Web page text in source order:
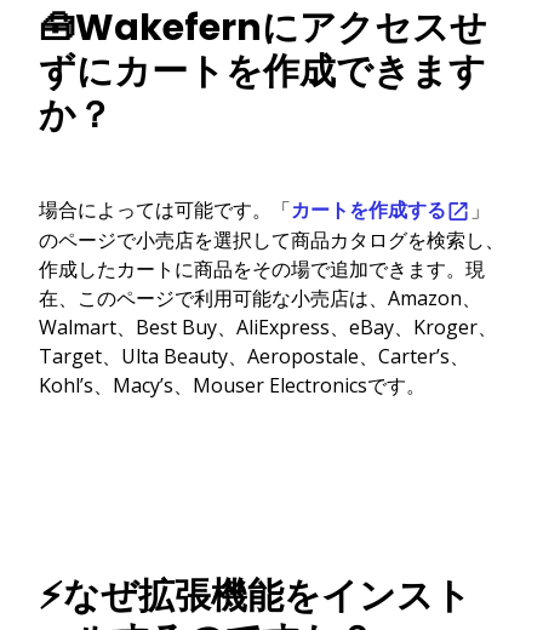
🧰Wakefernにアクセスせ
ずにカートを作成できます
か？
場合によっては可能です。「カートを作成する
」
のページで小売店を選択して商品カタログを検索し、
作成したカートに商品をその場で追加できます。現
在、このページで利用可能な小売店は、Amazon、
Walmart、Best Buy、AliExpress、eBay、Kroger、
Target、Ulta Beauty、Aeropostale、Carter’s、
Kohl’s、Macy’s、Mouser Electronicsです。
⚡なぜ拡張機能をインスト